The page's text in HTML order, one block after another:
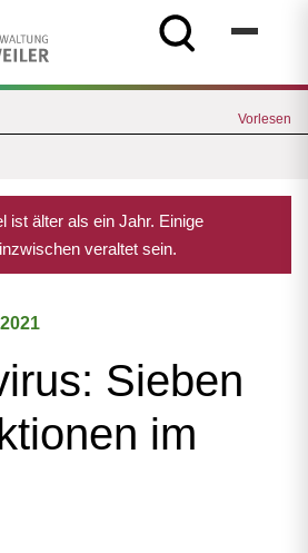
Vorlesen
ist älter als ein Jahr. Einige
veraltet sein.
Sieben
im